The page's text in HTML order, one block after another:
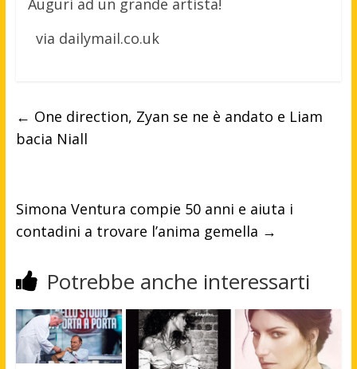
Auguri ad un grande artista!
via dailymail.co.uk
← One direction, Zyan se ne è andato e Liam
bacia Niall
Simona Ventura compie 50 anni e aiuta i
contadini a trovare l’anima gemella →
Potrebbe anche interessarti